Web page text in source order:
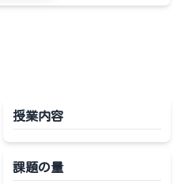
授業内容
課題の量